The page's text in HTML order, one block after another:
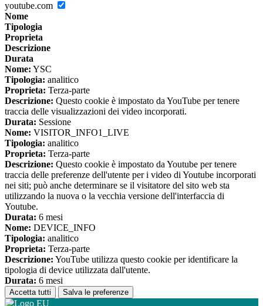
youtube.com
Nome
Tipologia
Proprieta
Descrizione
Durata
Nome: YSC
Tipologia: analitico
Proprieta: Terza-parte
Descrizione: Questo cookie è impostato da YouTube per tenere
traccia delle visualizzazioni dei video incorporati.
Durata: Sessione
Nome: VISITOR_INFO1_LIVE
Tipologia: analitico
Proprieta: Terza-parte
Descrizione: Questo cookie è impostato da Youtube per tenere
traccia delle preferenze dell'utente per i video di Youtube incorporati
nei siti; può anche determinare se il visitatore del sito web sta
utilizzando la nuova o la vecchia versione dell'interfaccia di
Youtube.
Durata: 6 mesi
Nome: DEVICE_INFO
Tipologia: analitico
Proprieta: Terza-parte
Descrizione: YouTube utilizza questo cookie per identificare la
tipologia di device utilizzata dall'utente.
Durata: 6 mesi
Accetta tutti Salva le preferenze